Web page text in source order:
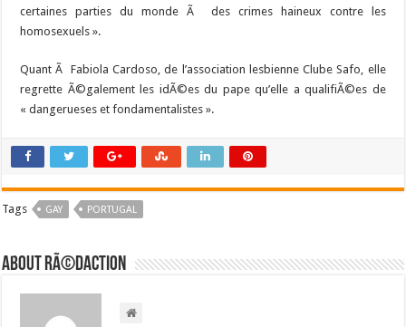
certaines parties du monde Ã des crimes haineux contre les
homosexuels ».
Quant Ã Fabiola Cardoso, de l’association lesbienne Clube Safo, elle
regrette Ã©galement les idÃ©es du pape qu’elle a qualifiÃ©es de
« dangerueses et fondamentalistes ».
Tags GAY PORTUGAL
About RÃ©daction